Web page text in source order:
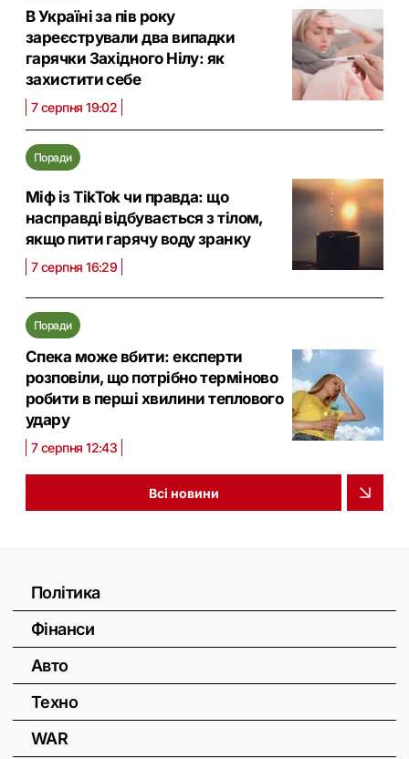
В Україні за пів року
зареєстрували два випадки
гарячки Західного Нілу: як
захистити себе
7 серпня 19:02
Поради
Міф із TikTok чи правда: що
насправді відбувається з тілом,
якщо пити гарячу воду зранку
7 серпня 16:29
Поради
Спека може вбити: експерти
розповіли, що потрібно терміново
робити в перші хвилини теплового
удару
7 серпня 12:43
Всі новини
Політика
Фінанси
Авто
Техно
WAR